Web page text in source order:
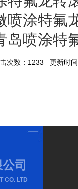
喷涂特氟
岛喷涂特
次数： 1233 更新时
司
CO. LTD